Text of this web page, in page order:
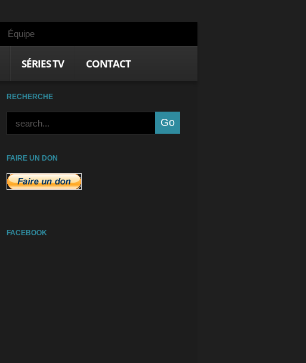
Équipe
SÉRIES TV CONTACT
RECHERCHE
FAIRE UN DON
FACEBOOK